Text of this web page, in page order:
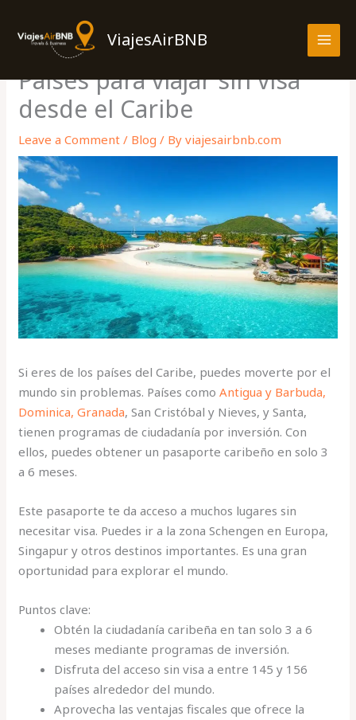
content
ViajesAirBNB
Países para viajar sin visa
desde el Caribe
Leave a Comment / Blog / Byviajesairbnb.com
Si eres de los países del Caribe, puedes moverte por el
mundo sin problemas. Países comoAntigua y Barbuda,
Dominica, Granada, San Cristóbal y Nieves, y Santa,
tienen programas de ciudadanía por inversión. Con
ellos, puedes obtener un pasaporte caribeño en solo 3
a 6 meses.
Este pasaporte te da acceso a muchos lugares sin
necesitar visa. Puedes ir a la zona Schengen en Europa,
Singapur y otros destinos importantes. Es una gran
oportunidad para explorar el mundo.
Puntos clave:
Obtén la ciudadanía caribeña en tan solo 3 a 6
meses mediante programas de inversión.
Disfruta del acceso sin visa a entre 145 y 156
países alrededor del mundo.
Aprovecha las ventajas fiscales que ofrece la